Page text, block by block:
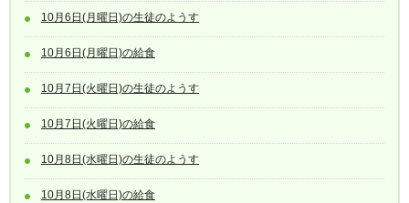
10月6日(月曜日)の生徒のようす
10月6日(月曜日)の給食
10月7日(火曜日)の生徒のようす
10月7日(火曜日)の給食
10月8日(水曜日)の生徒のようす
10月8日(水曜日)の給食